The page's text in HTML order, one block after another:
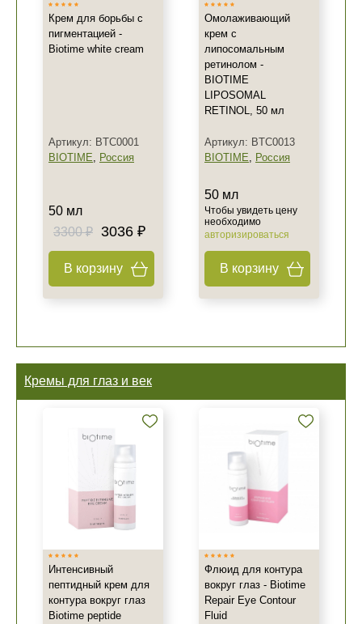
Крем для борьбы с
пигментацией -
Biotime white cream
Артикул: BTC0001
BIOTIME, Россия
50 мл
3300 ₽
3036 ₽
В корзину
Омолаживающий
крем с
липосомальным
ретинолом -
BIOTIME
LIPOSOMAL
RETINOL, 50 мл
Артикул: BTC0013
BIOTIME, Россия
50 мл
Чтобы увидеть цену
необходимо
авторизироваться
В корзину
Кремы для глаз и век
Интенсивный
пептидный крем для
контура вокруг глаз
Biotime peptide
Флюид для контура
вокруг глаз - Biotime
Repair Eye Contour
Fluid